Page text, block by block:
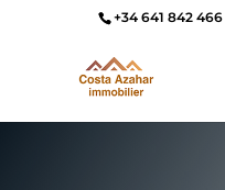
+34 641 842 466